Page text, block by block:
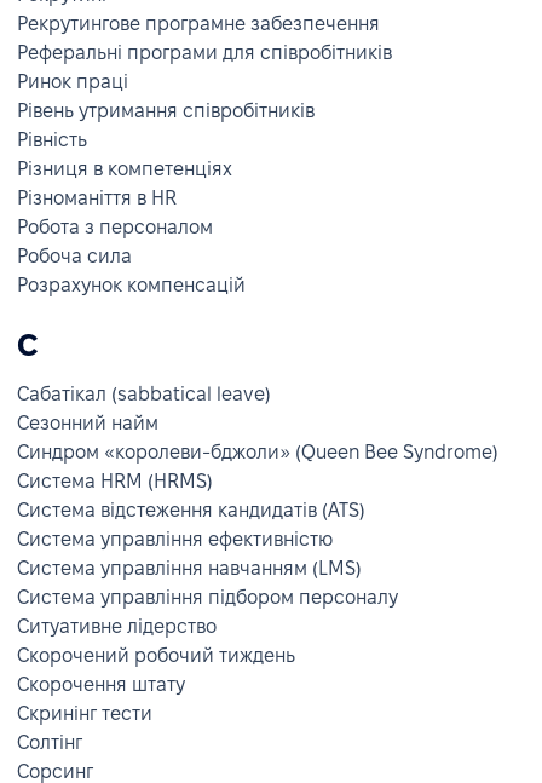
Рекрутингове програмне забезпечення
Реферальні програми для співробітників
Ринок праці
Рівень утримання співробітників
Рівність
Різниця в компетенціях
Різноманіття в HR
Робота з персоналом
Робоча сила
Розрахунок компенсацій
С
Сабатікал (sabbatical leave)
Сезонний найм
Синдром «королеви-бджоли» (Queen Bee Syndrome)
Система HRM (HRMS)
Система відстеження кандидатів (ATS)
Система управління ефективністю
Система управління навчанням (LMS)
Система управління підбором персоналу
Ситуативне лідерство
Скорочений робочий тиждень
Скорочення штату
Скринінг тести
Солтінг
Сорсинг